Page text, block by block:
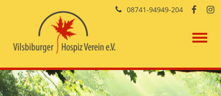
08741-94949-204  